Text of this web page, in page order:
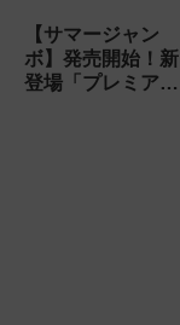
【サマージャン
ボ】発売開始！新
登場「プレミア